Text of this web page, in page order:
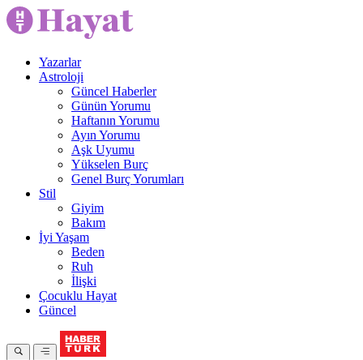
Yazarlar
Astroloji
Güncel Haberler
Günün Yorumu
Haftanın Yorumu
Ayın Yorumu
Aşk Uyumu
Yükselen Burç
Genel Burç Yorumları
Stil
Giyim
Bakım
İyi Yaşam
Beden
Ruh
İlişki
Çocuklu Hayat
Güncel